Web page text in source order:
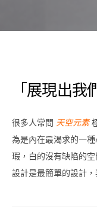
「展現出我
很多人常問 天空元素
為是內在最渴求的一
瑕，白的沒有缺陷的
設計是最簡單的設計